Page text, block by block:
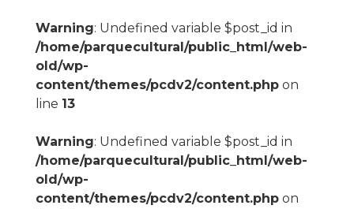
Warning: Undefined variable $post_id in
/home/parquecultural/public_html/web-
old/wp-
content/themes/pcdv2/content.phpon
line 13
Warning: Undefined variable $post_id in
/home/parquecultural/public_html/web-
old/wp-
content/themes/pcdv2/content.phpon